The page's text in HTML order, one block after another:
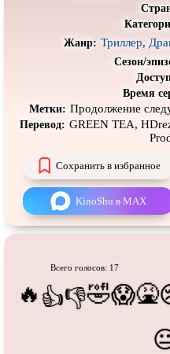
Про подростков
Про снайперов
Про танки
Про тюрьму
Про хакеров
Псевдодокументальный
Роуд-муви
Жанр: Триллер,
Сезон/
Время
Метки: Продолжение
Перевод: GREEN TEA,
Сохранить в избранное
KinoShu в MAX
Всего голосов: 17
🔥 👍👎🤣😱🤮